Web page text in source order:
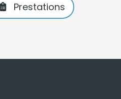
Prestations